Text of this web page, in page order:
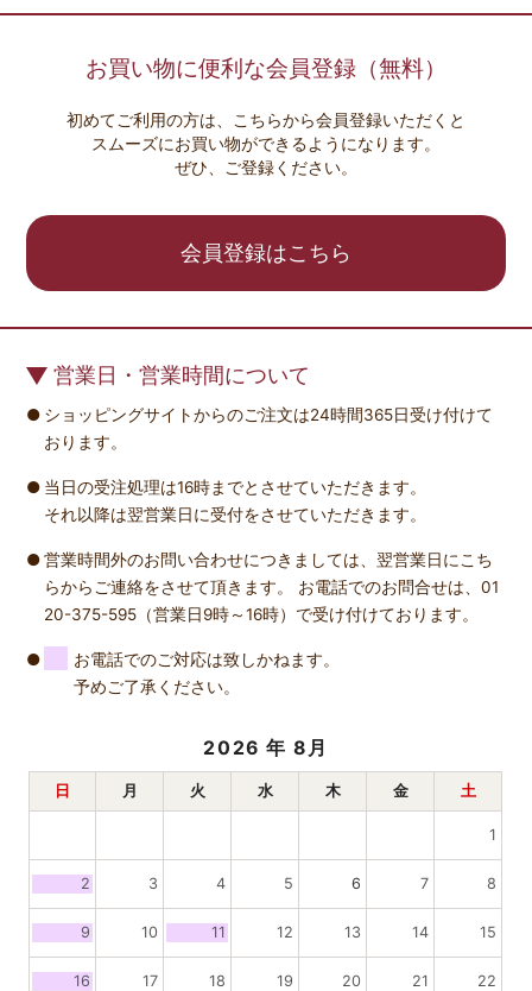
お買い物に便利な会員登録（無料）
初めてご利用の方は、こちらから会員登録いただくと
スムーズにお買い物ができるようになります。
ぜひ、ご登録ください。
会員登録はこちら
営業日・営業時間について
ショッピングサイトからのご注文は24時間365日受け付けて
おります。
当日の受注処理は16時までとさせていただきます。
それ以降は翌営業日に受付をさせていただきます。
営業時間外のお問い合わせにつきましては、翌営業日にこち
らからご連絡をさせて頂きます。 お電話でのお問合せは、01
20-375-595（営業日9時～16時）で受け付けております。
お電話でのご対応は致しかねます。
予めご了承ください。
2026 年 8月
日 月 火 水 木 金 土
1
2 3 4 5 6 7 8
9 10 11 12 13 14 15
16 17 18 19 20 21 22